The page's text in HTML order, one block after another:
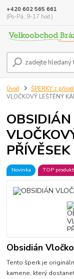
+420 602 565 661
(Po-Pá, 9-17 hod.)
Úvod ŠPERKY z
VLOČKOVÝ LEŠTĚNÝ
OBSIDIÁN
Novinka TOP produkt
Obsidián
Tento šperk je
kamene, který